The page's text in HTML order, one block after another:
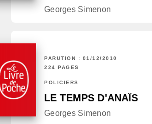
Georges Simenon
PARUTION : 01/12/2010
224 PAGES
POLICIERS
LE TEMPS D'ANAÏS
Georges Simenon